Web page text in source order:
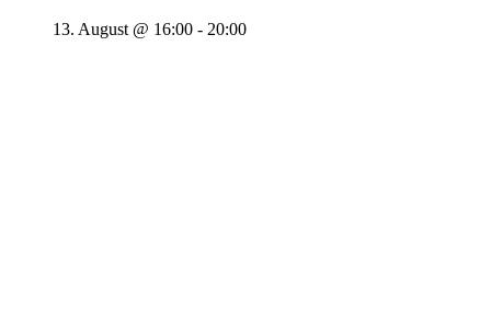
13. August @ 16:00 - 20:00